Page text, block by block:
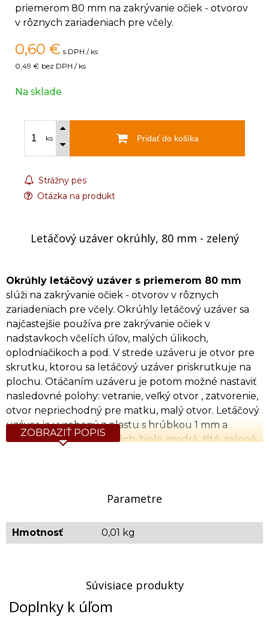
priemerom 80 mm na zakrývanie očiek - otvorov
v rôznych zariadeniach pre včely.
0,60 € s DPH / ks
0,49 € bez DPH / ks
Na sklade
ks Pridať do košíka
Strážny pes
Otázka na produkt
Letáčový uzáver okrúhly, 80 mm - zelený
Okrúhly letáčový uzáver s priemerom 80 mm
slúži na zakrývanie očiek - otvorov v rôznych
zariadeniach pre včely. Okrúhly letáčový uzáver sa
najčastejšie používa pre zakrývanie očiek v
nadstavkoch včelích úľov, malých úlikoch,
oplodniačikoch a pod. V strede uzáveru je otvor pre
skrutku, ktorou sa letáčový uzáver priskrutkuje na
plochu. Otáčaním uzáveru je potom možné nastaviť
nasledovné polohy: vetranie, veľký otvor , zatvorenie,
otvor nepriechodný pre matku, malý otvor. Letáčový
uzáver je vyrobený z plastu s hrúbkou 1 mm a
dodáva sa v piatich farbách: biela, modrá, žltá, zelená,
ZOBRAZIŤ POPIS
Parametre
Hmotnosť 0,01 kg
Súvisiace produkty
Doplnky k úľom